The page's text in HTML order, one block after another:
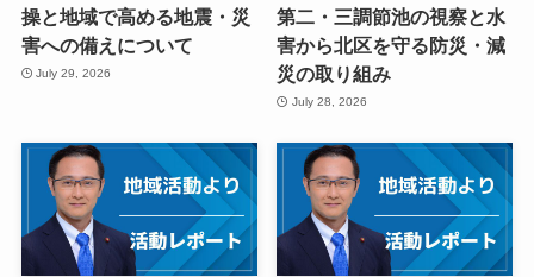
操と地域で高める地震・災
害への備えについて
July 29, 2026
第二・三調節池の視察と水
害から北区を守る防災・減
災の取り組み
July 28, 2026